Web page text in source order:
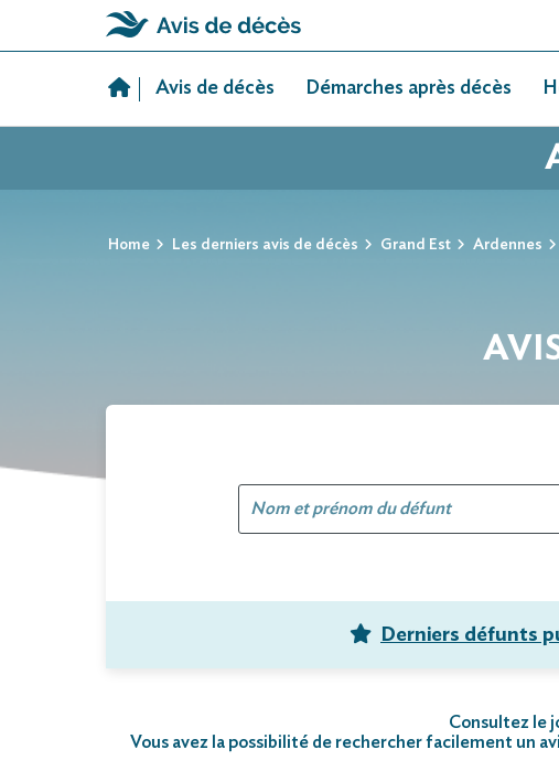
Avis de décès Démarches après décès
Home Les derniers avis de décès Grand Est Ardennes
Derniers défunts
Consultez le
Vous avez la possibilité de rechercher facilement un